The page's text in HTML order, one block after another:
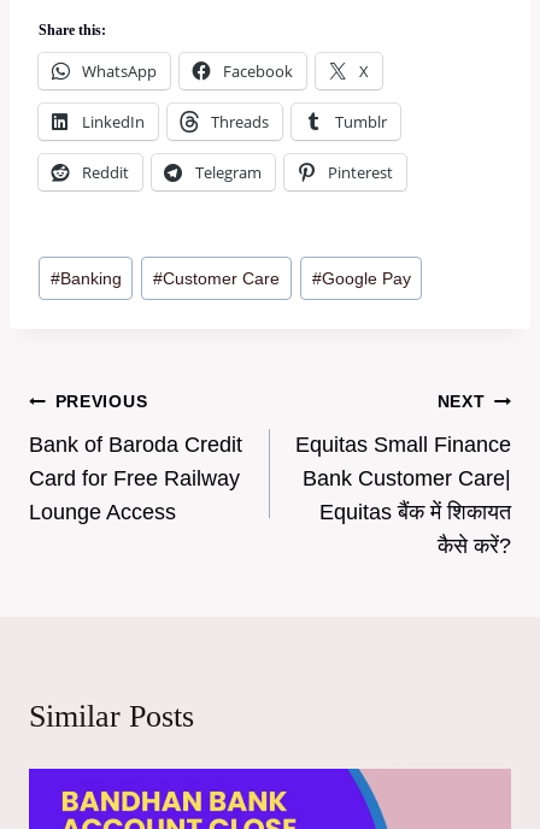
Share this:
WhatsApp Facebook X
LinkedIn Threads Tumblr
Reddit Telegram Pinterest
Post
Tags:
#Banking #Customer Care #Google Pay
Post
navigation
PREVIOUS
Bank of Baroda Credit
Card for Free Railway
Lounge Access
NEXT
Equitas Small Finance
Bank Customer Care|
Equitas बैंक में शिकायत
कैसे करें?
Similar Posts